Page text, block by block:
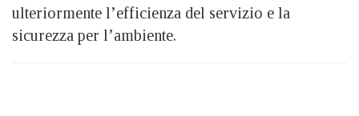
ulteriormente l’efficienza del servizio e la
sicurezza per l’ambiente.